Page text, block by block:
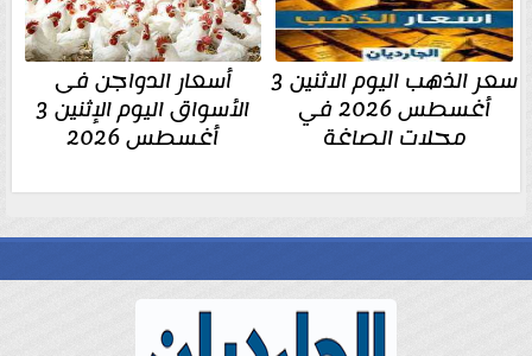
سعر الذهب اليوم الاثنين 3
أغسطس 2026 في
محلات الصاغة
أسعار الدواجن فى
الأسواق اليوم الإثنين 3
أغسطس 2026